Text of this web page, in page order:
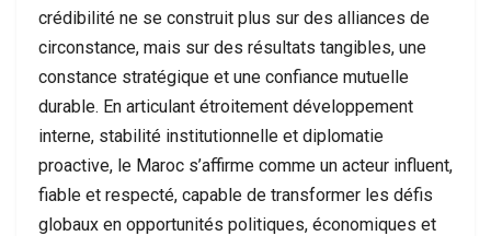
crédibilité ne se construit plus sur des alliances de
circonstance, mais sur des résultats tangibles, une
constance stratégique et une confiance mutuelle
durable. En articulant étroitement développement
interne, stabilité institutionnelle et diplomatie
proactive, le Maroc s’affirme comme un acteur influent,
fiable et respecté, capable de transformer les défis
globaux en opportunités politiques, économiques et